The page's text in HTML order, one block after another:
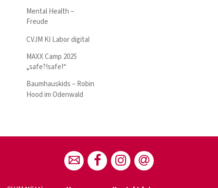
Mental Health –
Freude
CVJM KI Labor digital
MAXX Camp 2025
„safe?!safe!“
Baumhauskids – Robin
Hood im Odenwald